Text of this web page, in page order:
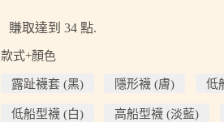
賺取達到 34 點.
款式+顏色
露趾襪套 (黑) 隱形襪 (膚) 低
低船型襪 (白) 高船型襪 (淡藍)